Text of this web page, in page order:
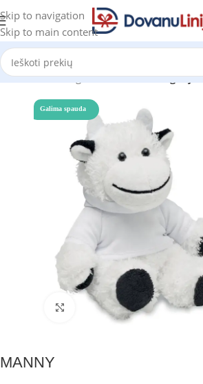
Skip to navigation
Skip to main content
Pradžia Katalogas Prekes be kategorijos
Galima spauda
Click to enlarge
MANNY